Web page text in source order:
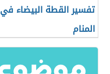
تفسير القطة البيضاء في
المنام